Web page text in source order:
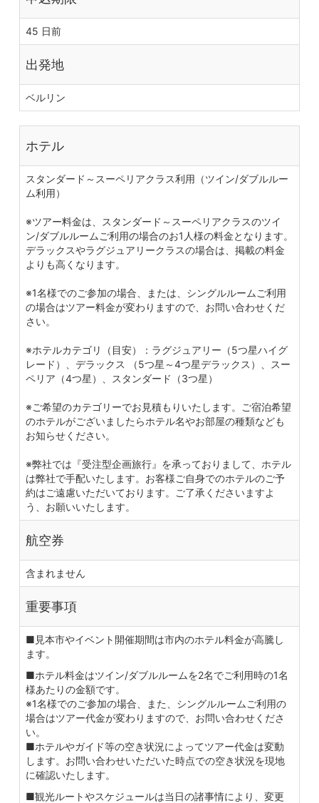
45 日前
出発地
ベルリン
ホテル
スタンダード～スーペリアクラス利用（ツイン/ダブルルー
ム利用）
※ツアー料金は、スタンダード～スーペリアクラスのツイ
ン/ダブルルームご利用の場合のお1人様の料金となります。
デラックスやラグジュアリークラスの場合は、掲載の料金
よりも高くなります。
※1名様でのご参加の場合、または、シングルルームご利用
の場合はツアー料金が変わりますので、お問い合わせくだ
さい。
※ホテルカテゴリ（目安）：ラグジュアリー（5つ星ハイグ
レード）、デラックス （5つ星～4つ星デラックス）、スー
ペリア（4つ星）、スタンダード（3つ星）
※ご希望のカテゴリーでお見積もりいたします。ご宿泊希望
のホテルがございましたらホテル名やお部屋の種類なども
お知らせください。
※弊社では『受注型企画旅行』を承っておりまして、ホテル
は弊社で手配いたします。お客様ご自身でのホテルのご予
約はご遠慮いただいております。ご了承くださいますよ
う、お願いいたします。
航空券
含まれません
重要事項
■見本市やイベント開催期間は市内のホテル料金が高騰し
ます。
■ホテル料金はツイン/ダブルルームを2名でご利用時の1名
様あたりの金額です。
※1名様でのご参加の場合、また、シングルルームご利用の
場合はツアー代金が変わりますので、お問い合わせくださ
い。
■ホテルやガイド等の空き状況によってツアー代金は変動
します。お問い合わせいただいた時点での空き状況を現地
に確認いたします。
■観光ルートやスケジュールは当日の諸事情により、変更